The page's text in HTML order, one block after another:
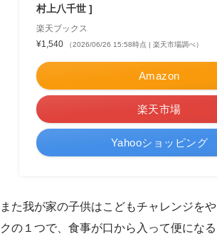
村上八千世 ]
楽天ブックス
¥1,540
（2026/06/26 15:58時点 | 楽天市場調べ）
Amazon
楽天市場
Yahooショッピング
また我が家の子供はこどもチャレンジを
クの１つで、食事が口から入って便になる